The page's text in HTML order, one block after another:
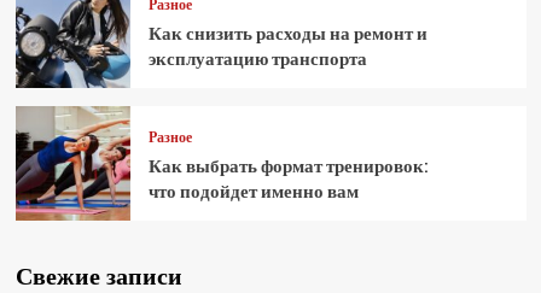
Разное
Как снизить расходы на ремонт и
эксплуатацию транспорта
Разное
Как выбрать формат тренировок:
что подойдет именно вам
Свежие записи